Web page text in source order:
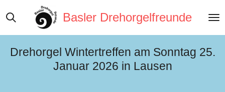
Hauptinhalt
springen
Basler Drehorgelfreunde
Drehorgel Wintertreffen am Sonntag 25.
Januar 2026 in Lausen